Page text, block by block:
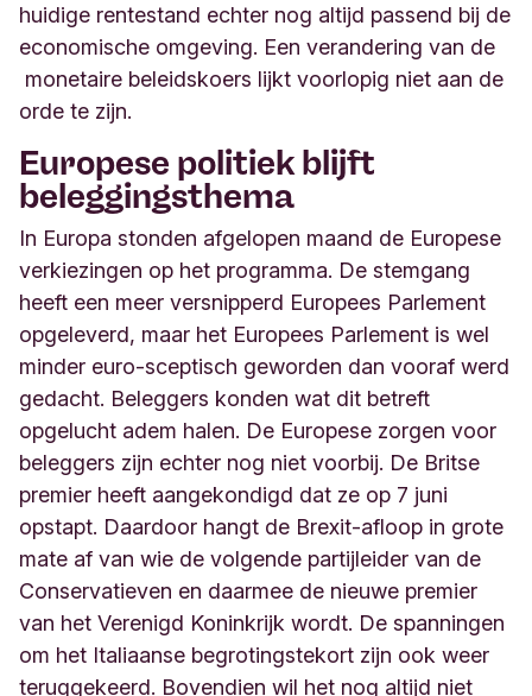
huidige rentestand echter nog altijd passend bij de
economische omgeving. Een verandering van de
monetaire beleidskoers lijkt voorlopig niet aan de
orde te zijn.
Europese politiek blijft
beleggingsthema
In Europa stonden afgelopen maand de Europese
verkiezingen op het programma. De stemgang
heeft een meer versnipperd Europees Parlement
opgeleverd, maar het Europees Parlement is wel
minder euro-sceptisch geworden dan vooraf werd
gedacht. Beleggers konden wat dit betreft
opgelucht adem halen. De Europese zorgen voor
beleggers zijn echter nog niet voorbij. De Britse
premier heeft aangekondigd dat ze op 7 juni
opstapt. Daardoor hangt de Brexit-afloop in grote
mate af van wie de volgende partijleider van de
Conservatieven en daarmee de nieuwe premier
van het Verenigd Koninkrijk wordt. De spanningen
om het Italiaanse begrotingstekort zijn ook weer
teruggekeerd. Bovendien wil het nog altijd niet